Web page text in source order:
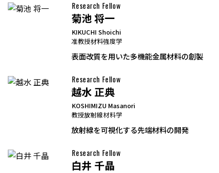
Research Fellow
菊池 将一
KIKUCHI Shoichi
准教授材料強度学
表面改質を用いた多機能金属材料の創製
Research Fellow
越水 正典
KOSHIMIZU Masanori
教授放射線材料学
放射線を可視化する先端材料の開発
Research Fellow
白井 千晶